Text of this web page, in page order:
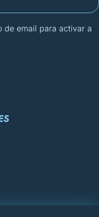
de email para activar a